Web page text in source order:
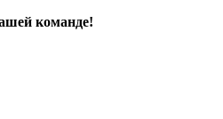
команде!